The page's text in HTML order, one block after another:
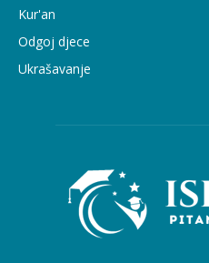
Kur'an
Odgoj djece
Ukrašavanje